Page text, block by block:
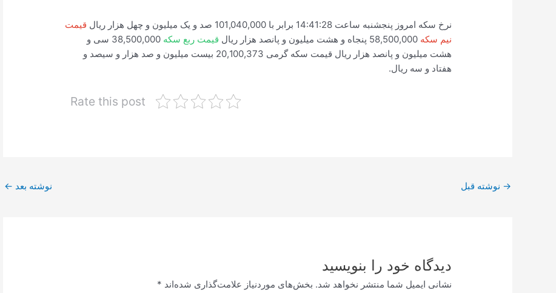
نرخ سکه امروز پنجشنبه ساعت 14:41:28 برابر با 101,040,000 صد و یک میلیون و چهل هزار ریال
قیمت
نیم سکه58,500,000 پنجاه و هشت میلیون و پانصد هزار ریال قیمت ربع سکه
38,500,000 سی و
هشت میلیون و پانصد هزار ریال قیمت سکه گرمی 20,100,373 بیست میلیون و صد هزار و سیصد و
هفتاد و سه ریال.
Rate this post
پیمایش
→ نوشته قبل نوشته بعد ←
دیدگاه‌ خود را بنویسید
نشانی ایمیل شما منتشر نخواهد شد. بخش‌های موردنیاز علامت‌گذاری شده‌اند *